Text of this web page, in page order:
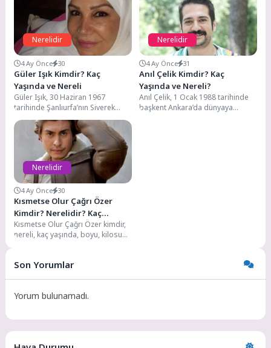
Nerelidir
4 Ay Önce 30
Güler Işık Kimdir? Kaç
Yaşında ve Nereli
Güler Işık, 30 Haziran 1967
tarihinde Şanlıurfa’nın Siverek
ilçesinde dünyaya geldi.
Babasından aldığı destekle
Gaziantep...
Nerelidir
4 Ay Önce 31
Anıl Çelik Kimdir? Kaç
Yaşında ve Nereli?
Anıl Çelik, 1 Ocak 1988 tarihinde
başkent Ankara’da dünyaya
Nerelidir
4 Ay Önce 30
Kısmetse Olur Çağrı Özer
Kimdir? Nerelidir? Kaç
Yaşında? Boyu, Kilosu Kaç?
Hangi Dizilerde Oynadı?
Kısmetse Olur Çağrı Özer kimdir,
nereli, kaç yaşında, boyu, kilosu
Son Yorumlar
Yorum bulunamadı.